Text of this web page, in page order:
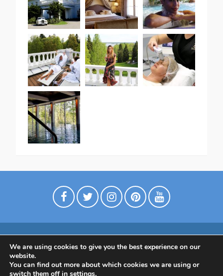
Digimarkkinointia matkailuyrityksille
Tietoa meistä
Ota yhtettä
Tietosuojaseloste
Tietoa Suomesta
We are using cookies to give you the best experience on our
website.
You can find out more about which cookies we are using or
switch them off in settings.